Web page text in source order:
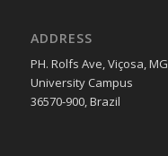
ADDRESS
PH. Rolfs Ave, Viçosa, MG
University Campus
36570-900, Brazil